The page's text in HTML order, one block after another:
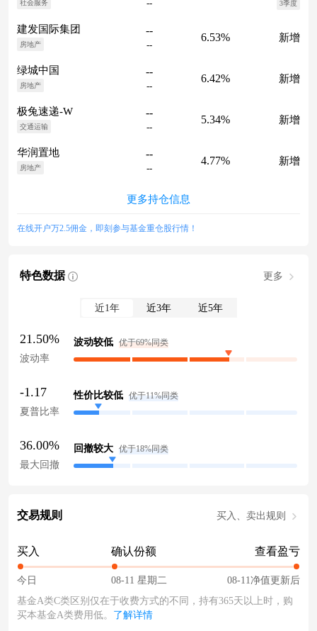
社会服务 -- 3季度
建发国际集团
房地产
--
--
6.53% 新增
绿城中国
房地产
--
--
6.42% 新增
极兔速递-W
交通运输
--
--
5.34% 新增
华润置地
房地产
--
--
4.77% 新增
更多持仓信息
在线开户万2.5佣金，即刻参与基金重仓股行情！
特色数据 更多
近1年 近3年 近5年
21.50%
波动率
波动较低 优于69%同类
-1.17
夏普比率
性价比较低 优于11%同类
36.00%
最大回撤
回撤较大 优于18%同类
交易规则 买入、卖出规则
买入
今日
确认份额
08-11 星期二
查看盈亏
08-11净值更新后
基金A类C类区别仅在于收费方式的不同，持有365天以上时，购
买本基金A类费用低。 了解详情